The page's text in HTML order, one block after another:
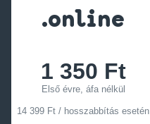
.online
1 350 Ft
Első évre, áfa nélkül
14 399 Ft / hosszabbítás esetén